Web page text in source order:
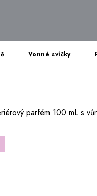
Vonné svíčky
parfém 100 mL s